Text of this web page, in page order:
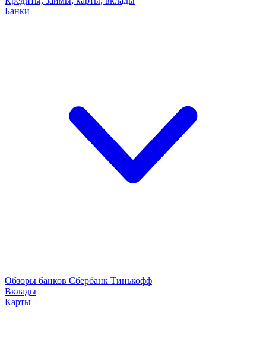
Банки
Обзоры банков Сбербанк Тинькофф
Вклады
Карты